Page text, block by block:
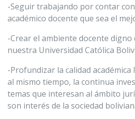
-Seguir trabajando por contar
académico docente que sea el
-Crear el ambiente docente digno
nuestra Universidad Católica
-Profundizar la calidad
al mismo tiempo, la continua
temas que interesan al ámbito
son interés de la sociedad